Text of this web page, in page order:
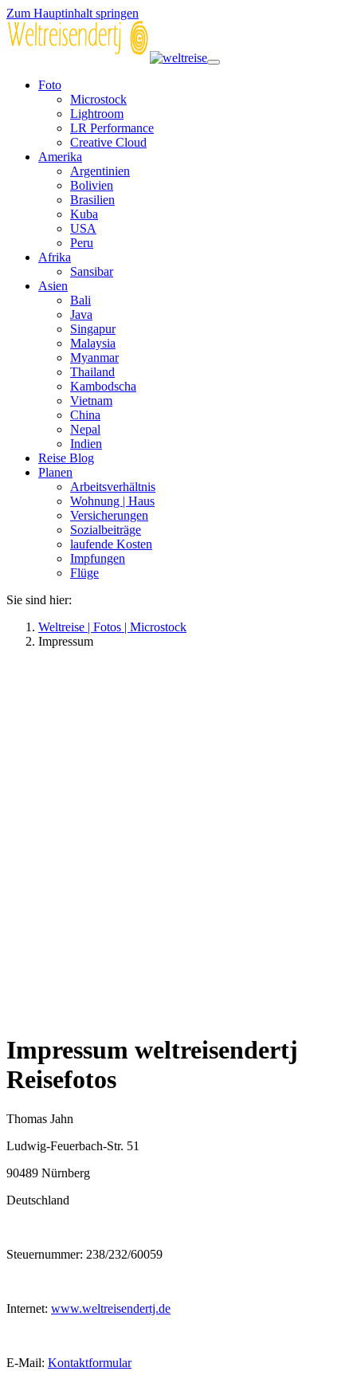
Zum Hauptinhalt springen
Foto
Microstock
Lightroom
LR Performance
Creative Cloud
Amerika
Argentinien
Bolivien
Brasilien
Kuba
USA
Peru
Afrika
Sansibar
Asien
Bali
Java
Singapur
Malaysia
Myanmar
Thailand
Kambodscha
Vietnam
China
Nepal
Indien
Reise Blog
Planen
Arbeitsverhältnis
Wohnung | Haus
Versicherungen
Sozialbeiträge
laufende Kosten
Impfungen
Flüge
Sie sind hier:
Weltreise | Fotos | Microstock
Impressum
Impressum weltreisendertj
Reisefotos
Thomas Jahn
Ludwig-Feuerbach-Str. 51
90489 Nürnberg
Deutschland
Steuernummer: 238/232/60059
Internet: www.weltreisendertj.de
E-Mail: Kontaktformular